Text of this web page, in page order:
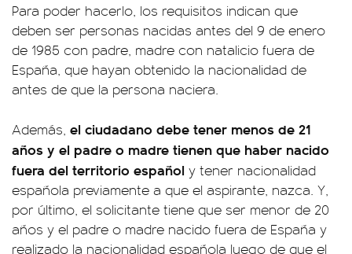
Para poder hacerlo, los requisitos indican que
deben ser personas nacidas antes del 9 de enero
de 1985 con padre, madre con natalicio fuera de
España, que hayan obtenido la nacionalidad de
antes de que la persona naciera.
Además, el ciudadano debe tener menos de 21
años y el padre o madre tienen que haber nacido
fuera del territorio español y tener nacionalidad
española previamente a que el aspirante, nazca. Y,
por último, el solicitante tiene que ser menor de 20
años y el padre o madre nacido fuera de España y
realizado la nacionalidad española luego de que el